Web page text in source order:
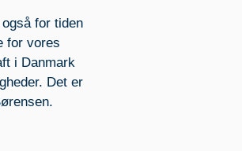
for tiden
for vores
i Danmark
Det er